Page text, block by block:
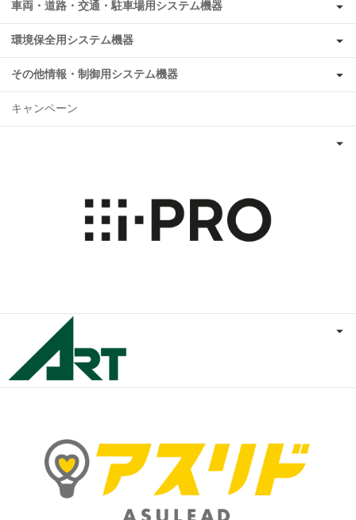
車両・道路・交通・駐車場用システム機器
環境保全用システム機器
その他情報・制御用システム機器
キャンペーン